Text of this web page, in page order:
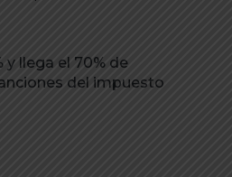
y llega el 70% de
del impuesto